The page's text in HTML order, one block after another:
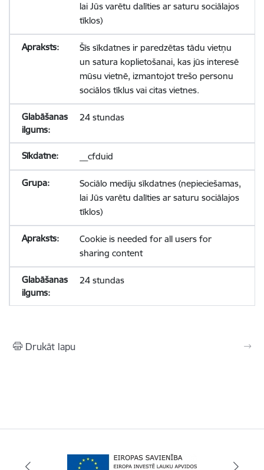
lai Jūs varētu dalīties ar saturu sociālajos
tīklos)
Šīs sīkdatnes ir paredzētas tādu vietņu
un satura koplietošanai, kas jūs interesē
mūsu vietnē, izmantojot trešo personu
sociālos tīklus vai citas vietnes.
24 stundas
__cfduid
Sociālo mediju sīkdatnes (nepieciešamas,
lai Jūs varētu dalīties ar saturu sociālajos
tīklos)
Cookie is needed for all users for
sharing content
24 stundas
Drukāt lapu